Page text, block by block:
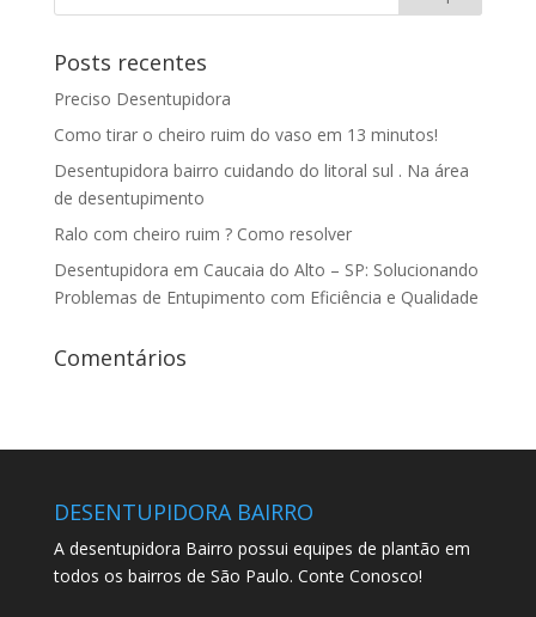
Posts recentes
Preciso Desentupidora
Como tirar o cheiro ruim do vaso em 13 minutos!
Desentupidora bairro cuidando do litoral sul . Na área
de desentupimento
Ralo com cheiro ruim ? Como resolver
Desentupidora em Caucaia do Alto – SP: Solucionando
Problemas de Entupimento com Eficiência e Qualidade
Comentários
DESENTUPIDORA BAIRRO
A desentupidora Bairro possui equipes de plantão em
todos os bairros de São Paulo. Conte Conosco!